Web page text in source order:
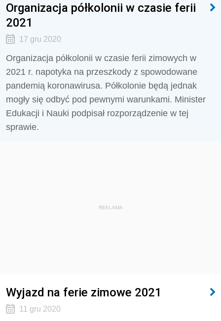
Organizacja półkolonii w czasie ferii
2021
17 gru 2020
Organizacja półkolonii w czasie ferii zimowych w
2021 r. napotyka na przeszkody z spowodowane
pandemią koronawirusa. Półkolonie będą jednak
mogły się odbyć pod pewnymi warunkami. Minister
Edukacji i Nauki podpisał rozporządzenie w tej
sprawie.
REKLAMA
Wyjazd na ferie zimowe 2021
11 gru 2020